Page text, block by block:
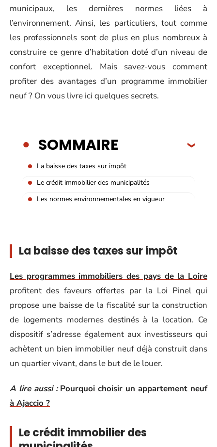
municipaux, les dernières normes liées à
l’environnement. Ainsi, les particuliers, tout comme
les professionnels sont de plus en plus nombreux à
construire ce genre d’habitation doté d’un niveau de
confort exceptionnel. Mais savez-vous comment
profiter des avantages d’un programme immobilier
neuf ? On vous livre ici quelques secrets.
SOMMAIRE
La baisse des taxes sur impôt
Le crédit immobilier des municipalités
Les normes environnementales en vigueur
La baisse des taxes sur impôt
Les programmes immobiliers des pays de la Loire
profitent des faveurs offertes par la Loi Pinel qui
propose une baisse de la fiscalité sur la construction
de logements modernes destinés à la location. Ce
dispositif s’adresse également aux investisseurs qui
achètent un bien immobilier neuf déjà construit dans
un quartier vivant, dans le but de le louer.
A lire aussi : Pourquoi choisir un appartement neuf
à Ajaccio ?
Le crédit immobilier des